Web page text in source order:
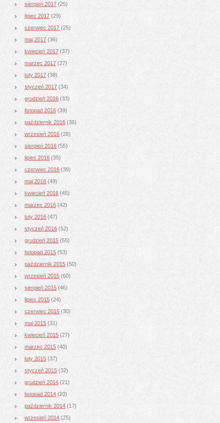
sierpień 2017 (25)
lipiec 2017 (29)
czerwiec 2017 (25)
maj 2017 (36)
kwiecień 2017 (37)
marzec 2017 (27)
luty 2017 (38)
styczeń 2017 (34)
grudzień 2016 (33)
listopad 2016 (39)
październik 2016 (36)
wrzesień 2016 (28)
sierpień 2016 (55)
lipiec 2016 (35)
czerwiec 2016 (39)
maj 2016 (49)
kwiecień 2016 (45)
marzec 2016 (42)
luty 2016 (47)
styczeń 2016 (52)
grudzień 2015 (55)
listopad 2015 (53)
październik 2015 (50)
wrzesień 2015 (60)
sierpień 2015 (46)
lipiec 2015 (24)
czerwiec 2015 (30)
maj 2015 (31)
kwiecień 2015 (27)
marzec 2015 (40)
luty 2015 (37)
styczeń 2015 (32)
grudzień 2014 (21)
listopad 2014 (20)
październik 2014 (17)
wrzesień 2014 (25)